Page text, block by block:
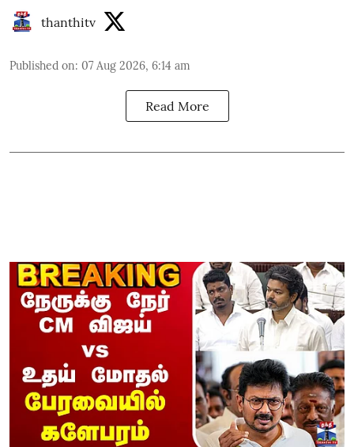
thanthitv
Published on: 07 Aug 2026, 6:14 am
Read More